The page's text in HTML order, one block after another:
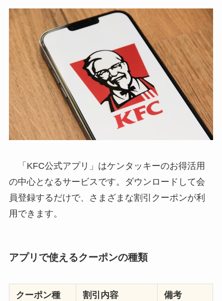
「KFC公式アプリ」はケンタッキーのお得活用
の中心となるサービスです。ダウンロードして会
員登録するだけで、さまざまな割引クーポンが利
用できます。
アプリで使えるクーポンの種類
クーポン種
割引内容 備考